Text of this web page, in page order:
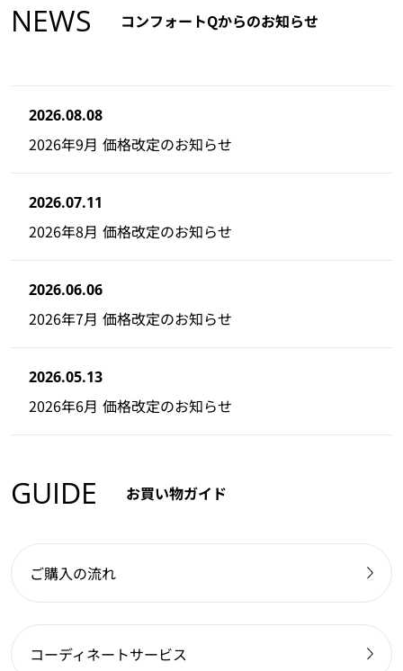
NEWS コンフォートQからのお知らせ
2026.08.08
2026年9月 価格改定のお知らせ
2026.07.11
2026年8月 価格改定のお知らせ
2026.06.06
2026年7月 価格改定のお知らせ
2026.05.13
2026年6月 価格改定のお知らせ
GUIDE お買い物ガイド
ご購入の流れ
コーディネートサービス